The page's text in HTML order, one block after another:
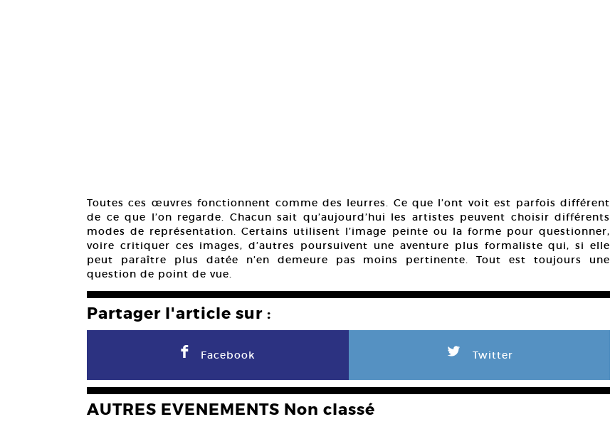
Toutes ces œuvres fonctionnent comme des leurres. Ce que l’ont voit est parfois différent
de ce que l’on regarde. Chacun sait qu’aujourd’hui les artistes peuvent choisir différents
modes de représentation. Certains utilisent l’image peinte ou la forme pour questionner,
voire critiquer ces images, d’autres poursuivent une aventure plus formaliste qui, si elle
peut paraître plus datée n’en demeure pas moins pertinente. Tout est toujours une
question de point de vue.
Partager l'article sur :
F Facebook L Twitter
AUTRES EVENEMENTS Non classé